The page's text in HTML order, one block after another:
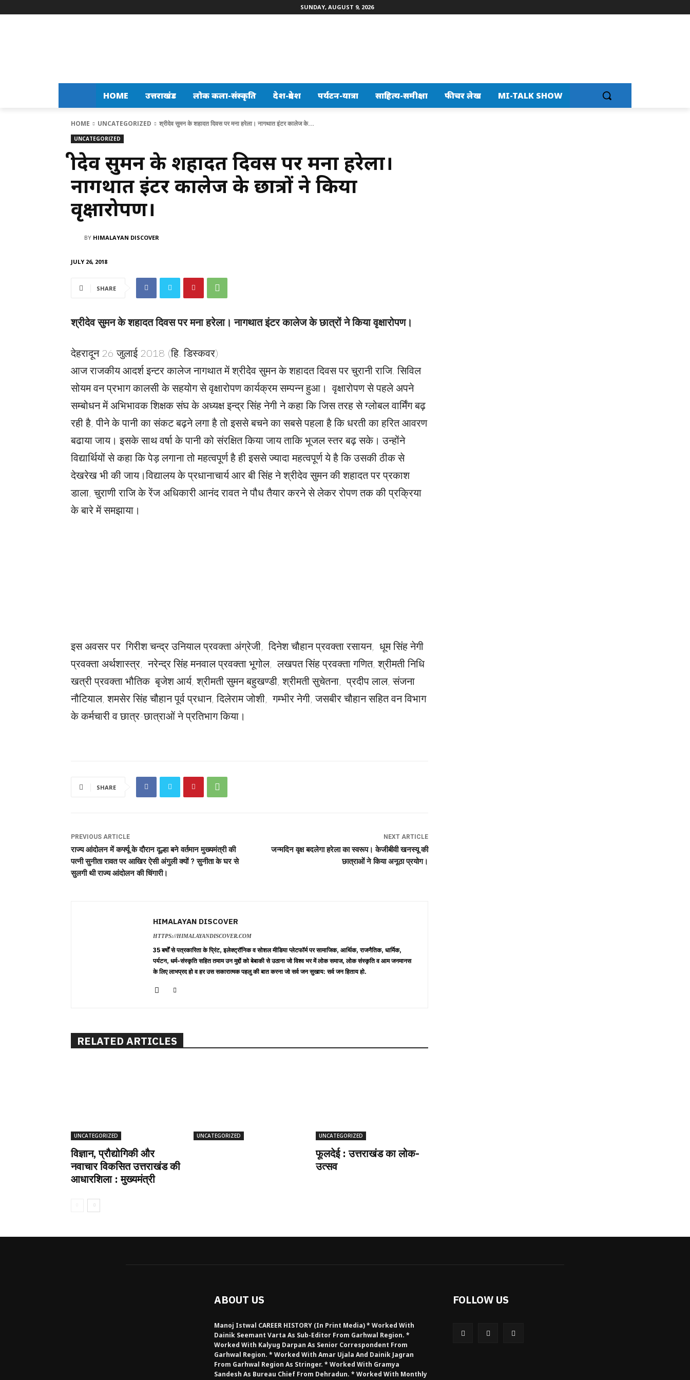
SUNDAY, AUGUST 9, 2026
HOME उत्तराखंड लोक कला-संस्कृति देश-प्रदेश पर्यटन-यात्रा साहित्य-समीक्षा फीचर लेख MI-TALK SHOW
HOME UNCATEGORIZED श्रीदेव सुमन के शहादत दिवस पर मना हरेला। नागथात इंटर कालेज के...
UNCATEGORIZED
श्रीदेव सुमन के शहादत दिवस पर मना हरेला।
नागथात इंटर कालेज के छात्रों ने किया
वृक्षारोपण।
BY HIMALAYAN DISCOVER
JULY 26, 2018
SHARE
श्रीदेव सुमन के शहादत दिवस पर मना हरेला। नागथात इंटर कालेज के छात्रों ने किया वृक्षारोपण।
देहरादून 26 जुलाई 2018 (हि. डिस्कवर)
आज राजकीय आदर्श इन्टर कालेज नागथात में श्रीदेेव सुमन के शहादत दिवस पर चुरानी राजि. सिविल
सोयम वन प्रभाग कालसी के सहयोग से वृक्षारोपण कार्यक्रम सम्पन्न हुआ। वृक्षारोपण से पहले अपने
सम्बोधन में अभिभावक शिक्षक संघ के अध्यक्ष इन्द्र सिंह नेगी ने कहा कि जिस तरह से ग्लोबल वार्मिंग बढ़
रही है, पीने के पानी का संकट बढ़ने लगा है तो इससे बचने का सबसे पहला है कि धरती का हरित आवरण
बढाया जाय। इसके साथ वर्षा के पानी को संरक्षित किया जाय ताकि भूजल स्तर बढ़ सके। उन्होंने
विद्यार्थियों से कहा कि पेड़ लगाना तो महत्वपूर्ण है ही इससे ज्यादा महत्वपूर्ण ये है कि उसकी ठीक से
देखरेख भी की जाय।विद्यालय के प्रधानाचार्य आर बी सिंह ने श्रीदेव सुमन की शहादत पर प्रकाश
डाला, चुराणी राजि के रेंज अधिकारी आनंद रावत ने पौध तैयार करने से लेकर रोपण तक की प्रक्रिया
के बारे में समझाया।
इस अवसर पर गिरीश चन्द्र उनियाल प्रवक्ता अंग्रेजी, दिनेश चौहान प्रवक्ता रसायन, धूम सिंह नेगी
प्रवक्ता अर्थशास्त्र, नरेन्द्र सिंह मनवाल प्रवक्ता भूगोल, लखपत सिंह प्रवक्ता गणित, श्रीमती निधि
खत्री प्रवक्ता भौतिक बृजेश आर्य, श्रीमती सुमन बहुखण्डी, श्रीमती सुचेतना, प्रदीप लाल, संजना
नौटियाल, शमसेर सिंह चौहान पूर्व प्रधान, दिलेराम जोशी, गम्भीर नेगी, जसबीर चौहान सहित वन विभाग
के कर्मचारी व छात्र-छात्राओं ने प्रतिभाग किया।
SHARE
PREVIOUS ARTICLE
राज्य आंदोलन में कर्फ्यू के दौरान दूल्हा बने वर्तमान मुख्यमंत्री की
पत्नी सुनीता रावत पर आखिर ऐसी अंगुली क्यों ? सुनीता के घर से
सुलगी थी राज्य आंदोलन की चिंगारी।
NEXT ARTICLE
जन्मदिन वृक्ष बदलेगा हरेला का स्वरूप। केजीबीवी खनस्यू की
छात्राओं ने किया अनूठा प्रयोग।
HIMALAYAN DISCOVER
HTTPS://HIMALAYANDISCOVER.COM
35 बर्षों से पत्रकारिता के प्रिंट, इलेक्ट्रॉनिक व सोशल मीडिया प्लेटफॉर्म पर सामाजिक, आर्थिक, राजनैतिक, धार्मिक,
पर्यटन, धर्म-संस्कृति सहित तमाम उन मुद्दों को बेबाकी से उठाना जो विश्व भर में लोक समाज, लोक संस्कृति व आम जनमानस
के लिए लाभप्रद हो व हर उस सकारात्मक पहलु की बात करना जो सर्व जन सुखाय: सर्व जन हिताय हो.
RELATED ARTICLES
UNCATEGORIZED
विज्ञान, प्रौद्योगिकी और
नवाचार विकसित उत्तराखंड की
आधारशिला : मुख्यमंत्री
UNCATEGORIZED UNCATEGORIZED
फूलदेई : उत्तराखंड का लोक-
उत्सव
ABOUT US
Manoj Istwal CAREER HISTORY (in Print Media) * Worked With
Dainik Seemant Varta As Sub-Editor From Garhwal Region. *
Worked With Kalyug Darpan As Senior Correspondent From
Garhwal Region. * Worked With Amar Ujala And Dainik Jagran
From Garhwal Region As Stringer. * Worked With Gramya
Sandesh As Bureau Chief From Dehradun. * Worked With Monthly
FOLLOW US